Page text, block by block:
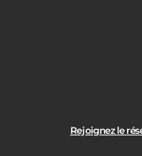
Rejoignez le